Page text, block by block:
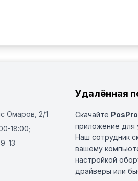
Омаров, 2/1
18:00;
Удалённая
Скачайте
приложение для
Наш сотрудник
вашему
настройкой
драйверы или